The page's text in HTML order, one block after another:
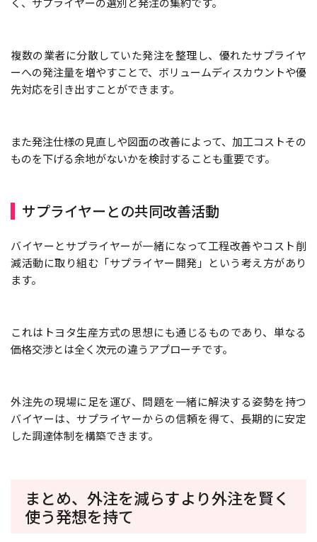
複数の業者に分散していた発注を整理し、優れたサプライヤ
ーへの発注量を増やすことで、ボリュームディスカウントや優
先対応を引き出すことができます。
また発注仕様の見直しや図面の改善によって、加工コストその
ものを下げる余地がないかを検討することも重要です。
サプライヤーとの共同改善活動
バイヤーとサプライヤーが一緒になって工程改善やコスト削
減活動に取り組む「サプライヤー開発」という考え方があり
ます。
これはトヨタ生産方式の思想にも通じるものであり、単なる
価格交渉とは全く次元の違うアプローチです。
外注先の現場に足を運び、問題を一緒に解決する姿勢を持つ
バイヤーは、サプライヤーからの信頼を得て、長期的に安定
した調達体制を構築できます。
まとめ、外注を減らすより外注を賢く
使う発想を持て